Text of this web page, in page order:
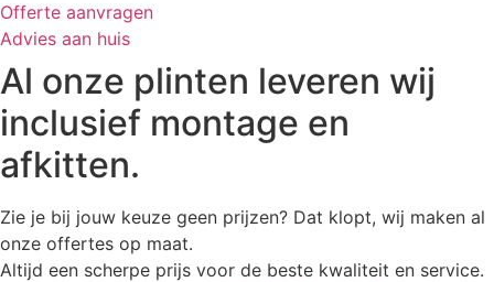
Offerte aanvragen
Advies aan huis
Al onze plinten leveren wij
inclusief montage en
afkitten.
Zie je bij jouw keuze geen prijzen? Dat klopt, wij maken al
onze offertes op maat.
Altijd een scherpe prijs voor de beste kwaliteit en service.